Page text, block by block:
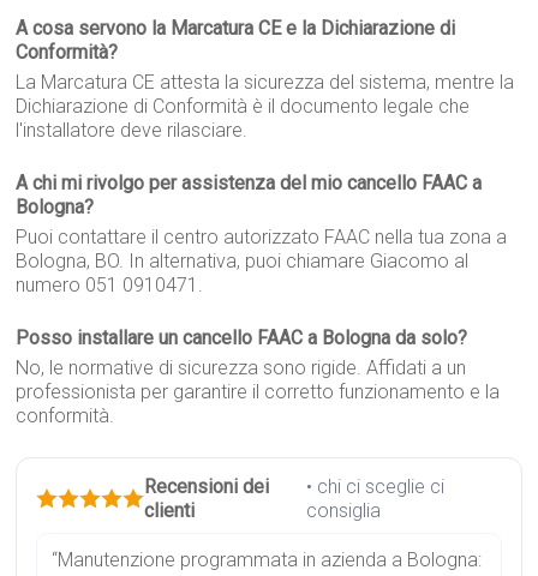
A cosa servono la Marcatura CE e la Dichiarazione di
Conformità?
La Marcatura CE attesta la sicurezza del sistema, mentre la
Dichiarazione di Conformità è il documento legale che
l'installatore deve rilasciare.
A chi mi rivolgo per assistenza del mio cancello FAAC a
Bologna?
Puoi contattare il centro autorizzato FAAC nella tua zona a
Bologna, BO. In alternativa, puoi chiamare Giacomo al
numero 051 0910471.
Posso installare un cancello FAAC a Bologna da solo?
No, le normative di sicurezza sono rigide. Affidati a un
professionista per garantire il corretto funzionamento e la
conformità.
Recensioni dei
clienti
• chi ci sceglie ci
consiglia
“Manutenzione programmata in azienda a Bologna: